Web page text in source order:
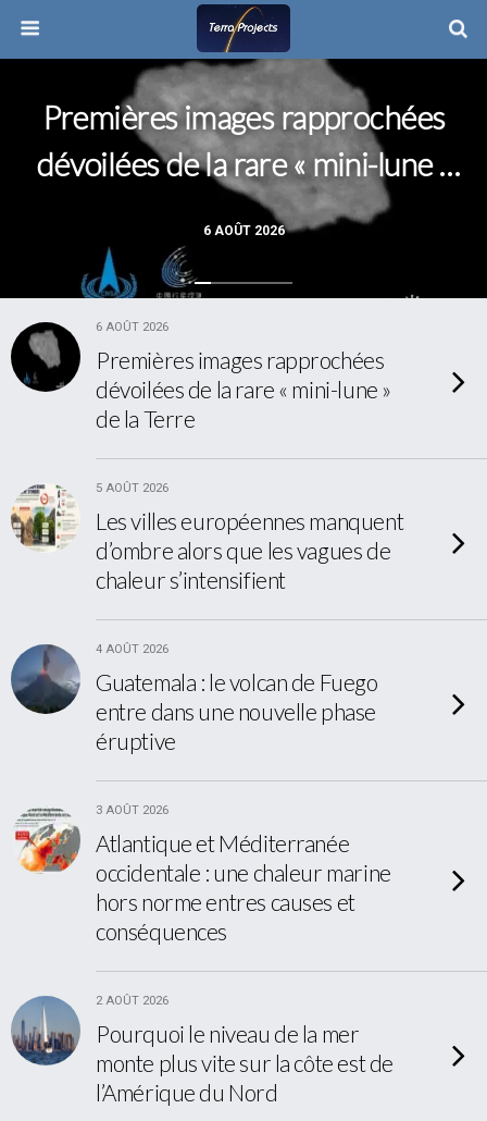
6 AOÛT 2026
Premières images rapprochées
dévoilées de la rare « mini-lune »
de la Terre
6 AOÛT 2026
Premières images rapprochées
dévoilées de la rare « mini-lune »
de la Terre
5 AOÛT 2026
Les villes européennes manquent
d’ombre alors que les vagues de
chaleur s’intensifient
4 AOÛT 2026
Guatemala : le volcan de Fuego
entre dans une nouvelle phase
éruptive
3 AOÛT 2026
Atlantique et Méditerranée
occidentale : une chaleur marine
hors norme entres causes et
conséquences
2 AOÛT 2026
Pourquoi le niveau de la mer
monte plus vite sur la côte est de
l’Amérique du Nord